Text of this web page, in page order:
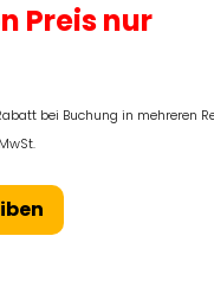
Preis nur
bei Buchung in mehreren